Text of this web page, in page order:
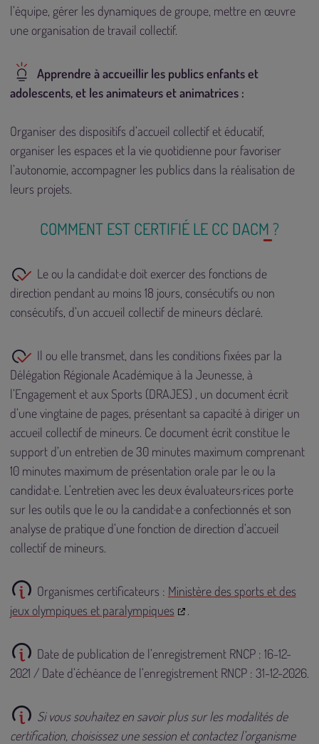
l’équipe, gérer les dynamiques de groupe, mettre en œuvre
une organisation de travail collectif.
Apprendre à accueillir les publics enfants et
adolescents, et les animateurs et animatrices :
Organiser des dispositifs d’accueil collectif et éducatif,
organiser les espaces et la vie quotidienne pour favoriser
l’autonomie, accompagner les publics dans la réalisation de
leurs projets.
COMMENT EST CERTIFIÉ LE CC DACM ?
Le ou la candidat·e doit exercer des fonctions de
direction pendant au moins 18 jours, consécutifs ou non
consécutifs, d’un accueil collectif de mineurs déclaré.
Il ou elle transmet, dans les conditions fixées par la
Délégation Régionale Académique à la Jeunesse, à
l’Engagement et aux Sports (DRAJES) , un document écrit
d’une vingtaine de pages, présentant sa capacité à diriger un
accueil collectif de mineurs. Ce document écrit constitue le
support d’un entretien de 30 minutes maximum comprenant
10 minutes maximum de présentation orale par le ou la
candidat·e. L’entretien avec les deux évaluateurs·rices porte
sur les outils que le ou la candidat·e a confectionnés et son
analyse de pratique d’une fonction de direction d’accueil
collectif de mineurs.
Organismes certificateurs : Ministère des sports et des
jeux olympiques et paralympiques
.
Date de publication de l’enregistrement RNCP : 16-12-
2021 / Date d’échéance de l’enregistrement RNCP : 31-12-2026.
Si vous souhaitez en savoir plus sur les modalités de
certification, choisissez une session et contactez l’organisme